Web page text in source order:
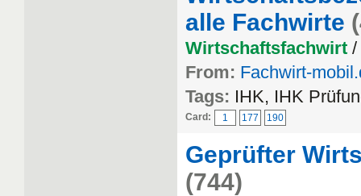
alle Fachwirte
Wirtschaftsfachwirt /
From: Fachwirt-
Tags: IHK, IHK
Card: 1 177 190
Geprüfter
(744)